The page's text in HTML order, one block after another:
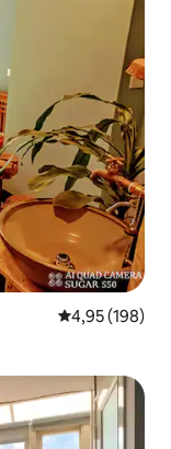
Évaluation
4,95 (198)